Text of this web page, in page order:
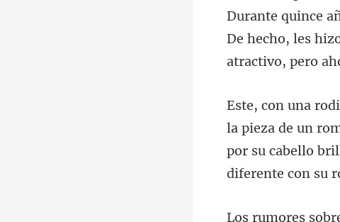
De hecho, les
eza de un
por su cabello